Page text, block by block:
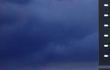
➨
➨
➨
➨
➨
➨